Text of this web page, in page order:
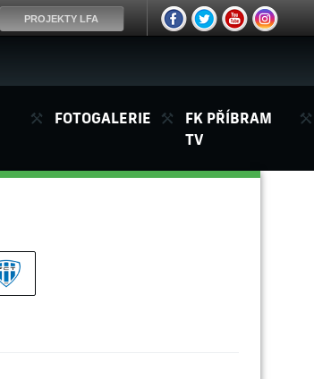
FOTOGALERIE
FK PŘÍBRAM
TV
PROJEKTY LFA